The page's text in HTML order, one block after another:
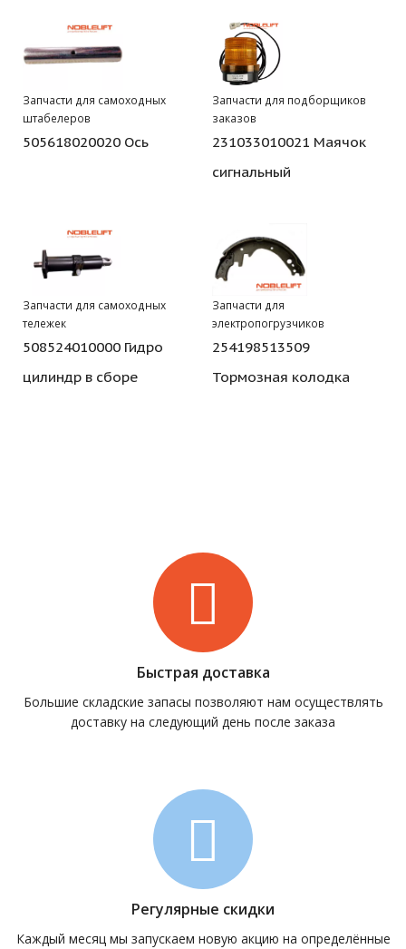
Запчасти для самоходных
штабелеров
505618020020 Ось
Запчасти для подборщиков
заказов
231033010021 Маячок
сигнальный
Запчасти для самоходных
тележек
508524010000 Гидро
цилиндр в сборе
Запчасти для
электропогрузчиков
254198513509
Тормозная колодка
Быстрая доставка
Большие складские запасы позволяют нам осуществлять
доставку на следующий день после заказа
Регулярные скидки
Каждый месяц мы запускаем новую акцию на определённые